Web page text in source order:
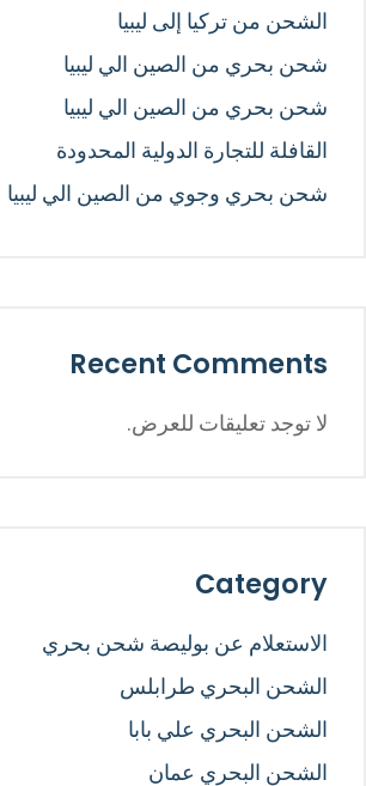
الشحن من تركيا إلى ليبيا
شحن بحري من الصين الي ليبيا
شحن بحري من الصين الي ليبيا
القافلة للتجارة الدولية المحدودة
شحن بحري وجوي من الصين الي ليبيا
Recent Comments
لا توجد تعليقات للعرض.
Category
الاستعلام عن بوليصة شحن بحري
الشحن البحري طرابلس
الشحن البحري علي بابا
الشحن البحري عمان